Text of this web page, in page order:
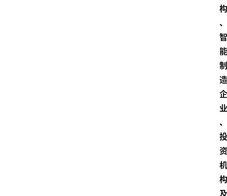
构
、
智
能
制
造
企
业
、
投
资
机
构
及